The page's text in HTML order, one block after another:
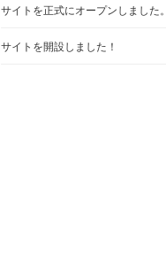
サイトを正式にオープンしました。
サイトを開設しました！